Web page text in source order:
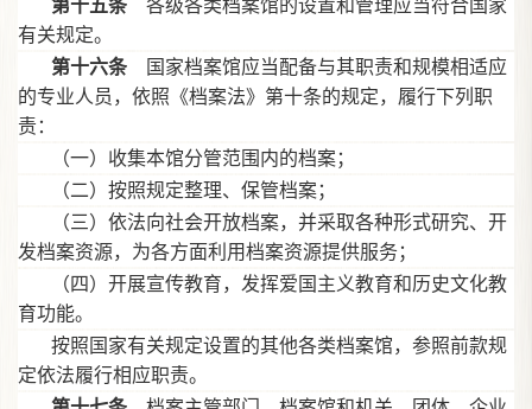
第十五条 各级各类档案馆的设置和管理应当符合国家
有关规定。
第十六条 国家档案馆应当配备与其职责和规模相适应
的专业人员，依照《档案法》第十条的规定，履行下列职
责：
（一）收集本馆分管范围内的档案；
（二）按照规定整理、保管档案；
（三）依法向社会开放档案，并采取各种形式研究、开
发档案资源，为各方面利用档案资源提供服务；
（四）开展宣传教育，发挥爱国主义教育和历史文化教
育功能。
按照国家有关规定设置的其他各类档案馆，参照前款规
定依法履行相应职责。